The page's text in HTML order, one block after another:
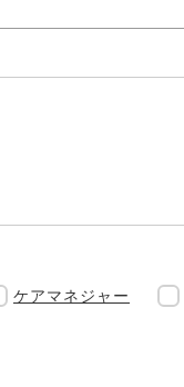
ケアマネジャー